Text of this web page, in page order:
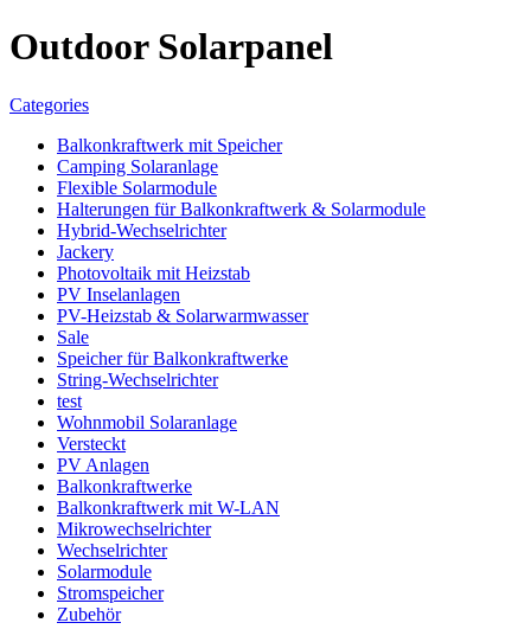
Outdoor Solarpanel
Categories
Balkonkraftwerk mit Speicher
Camping Solaranlage
Flexible Solarmodule
Halterungen für Balkonkraftwerk & Solarmodule
Hybrid-Wechselrichter
Jackery
Photovoltaik mit Heizstab
PV Inselanlagen
PV-Heizstab & Solarwarmwasser
Sale
Speicher für Balkonkraftwerke
String-Wechselrichter
test
Wohnmobil Solaranlage
Versteckt
PV Anlagen
Balkonkraftwerke
Balkonkraftwerk mit W-LAN
Mikrowechselrichter
Wechselrichter
Solarmodule
Stromspeicher
Zubehör